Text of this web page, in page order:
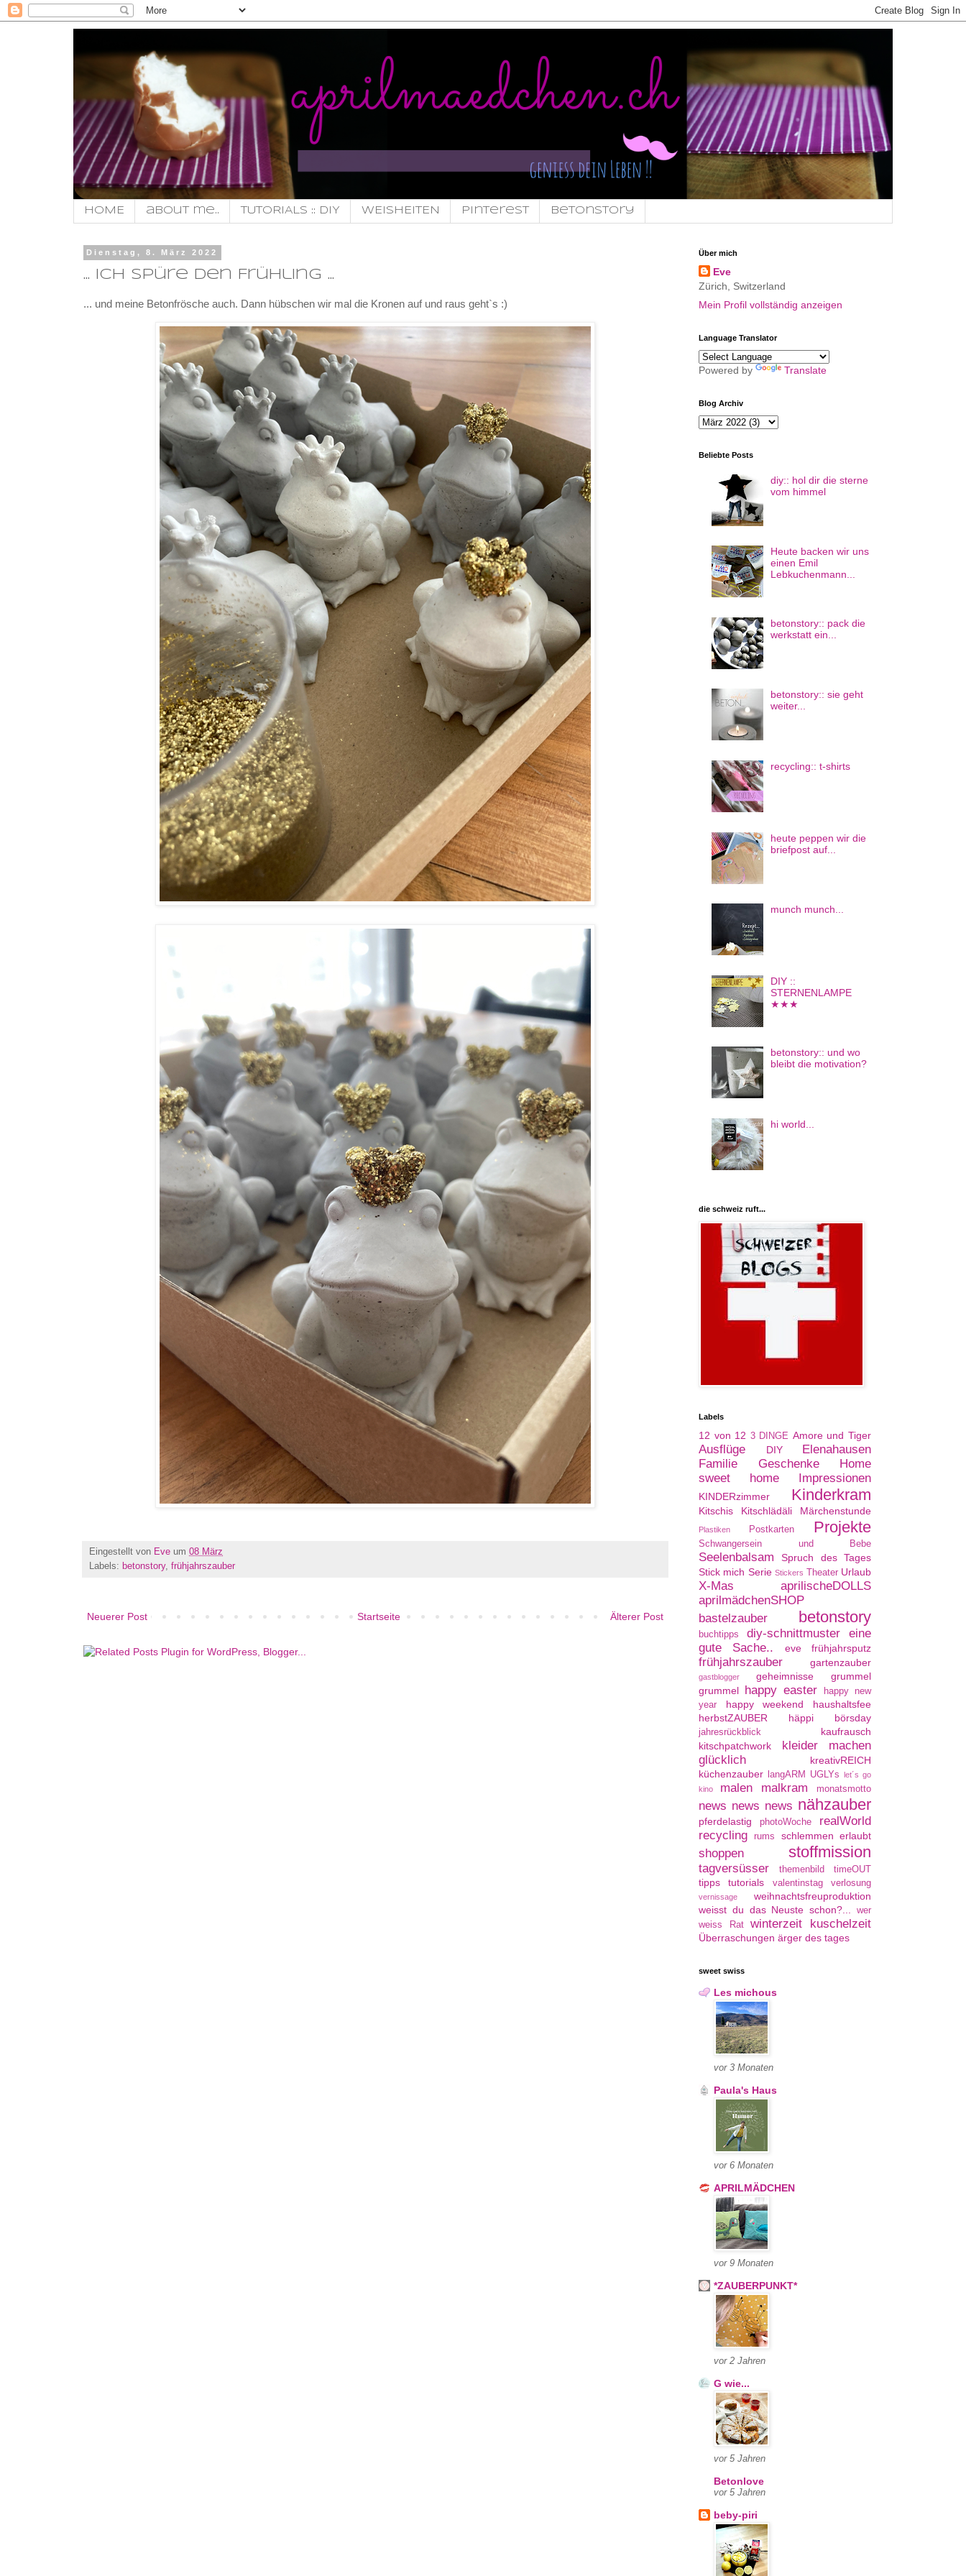
HOME about me.. TUTORIALS :: DIY WEISHEITEN pinterest Betonstory
Dienstag, 8. März 2022
... ich spüre den Frühling ...
... und meine Betonfrösche auch. Dann hübschen wir mal die Kronen auf und raus geht`s :)
Eingestellt von Eve um 08 März
Labels: betonstory, frühjahrszauber
Neuerer Post Älterer Post
Startseite
Über mich
Eve
Zürich, Switzerland
Mein Profil vollständig anzeigen
Language Translator
Powered by Translate
Blog Archiv
Beliebte Posts
diy:: hol dir die sterne
vom himmel
Heute backen wir uns
einen Emil
Lebkuchenmann...
betonstory:: pack die
werkstatt ein...
betonstory:: sie geht
weiter...
recycling:: t-shirts
heute peppen wir die
briefpost auf...
munch munch...
DIY ::
STERNENLAMPE
★★★
betonstory:: und wo
bleibt die motivation?
hi world...
die schweiz ruft...
Labels
12 von 12 3 DINGE Amore und Tiger
Ausflüge DIY
Elenahausen
Familie
Geschenke
Home
sweet home
Impressionen
KINDERzimmer Kinderkram
Kitschis Kitschlädäli Märchenstunde
Plastiken Postkarten Projekte
Schwangersein und Bebe
Seelenbalsam
Spruch des Tages
Stick mich Serie Stickers Theater Urlaub
X-Mas
aprilischeDOLLS
aprilmädchenSHOP
bastelzauber
betonstory
buchtipps diy-schnittmuster
eine
gute Sache..
eve frühjahrsputz
frühjahrszauber gartenzauber
gastblogger geheimnisse
grummel
grummel happy easter
happy new
year
happy weekend
haushaltsfee
herbstZAUBER
häppi börsday
jahresrückblick
kaufrausch
kitschpatchwork
kleider machen
glücklich
kreativREICH
küchenzauber
langARM UGLYs let´s go
kino
malen malkram monatsmotto
news news news nähzauber
pferdelastig photoWoche
realWorld
recycling
rums schlemmen erlaubt
shoppen stoffmission
tagversüsser themenbild timeOUT
tipps tutorials valentinstag verlosung
vernissage
weihnachtsfreuproduktion
weisst du das Neuste schon?...
wer
weiss Rat
winterzeit kuschelzeit
Überraschungen ärger des tages
sweet swiss
Les michous
vor 3 Monaten
Paula's Haus
vor 6 Monaten
APRILMÄDCHEN
vor 9 Monaten
*ZAUBERPUNKT*
vor 2 Jahren
G wie...
vor 5 Jahren
Betonlove
vor 5 Jahren
beby-piri